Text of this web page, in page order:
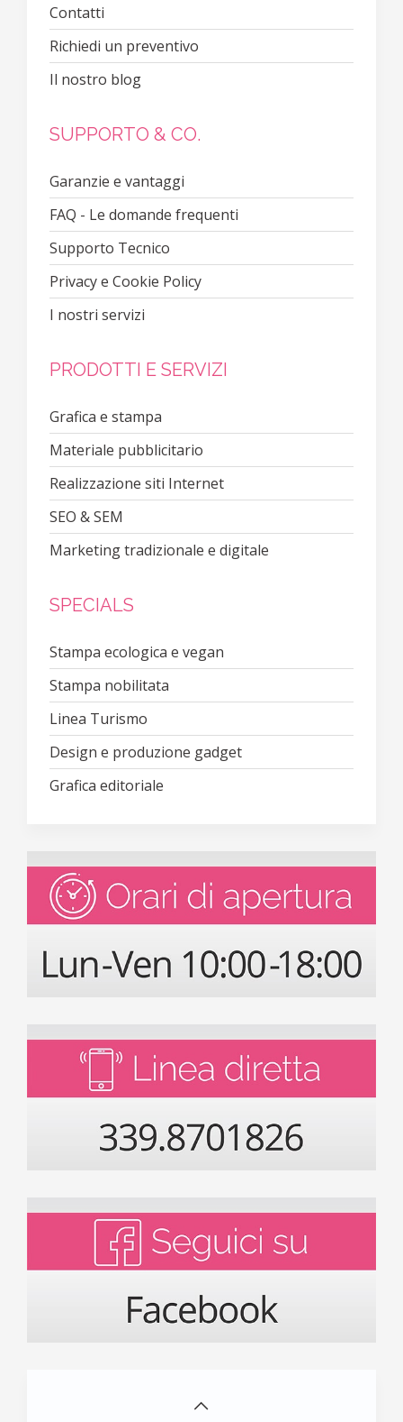
Contatti
Richiedi un preventivo
Il nostro blog
SUPPORTO & CO.
Garanzie e vantaggi
FAQ - Le domande frequenti
Supporto Tecnico
Privacy e Cookie Policy
I nostri servizi
PRODOTTI E SERVIZI
Grafica e stampa
Materiale pubblicitario
Realizzazione siti Internet
SEO & SEM
Marketing tradizionale e digitale
SPECIALS
Stampa ecologica e vegan
Stampa nobilitata
Linea Turismo
Design e produzione gadget
Grafica editoriale